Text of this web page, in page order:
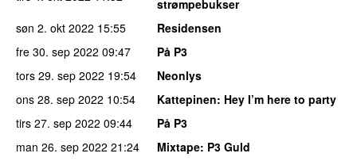
strømpebukser
søn 2. okt 2022 15:55
Residensen
fre 30. sep 2022 09:47
På P3
tors 29. sep 2022 19:54
Neonlys
ons 28. sep 2022 10:54 Kattepinen: Hey I’m here to party
tirs 27. sep 2022 09:44
På P3
man 26. sep 2022 21:24 Mixtape: P3 Guld